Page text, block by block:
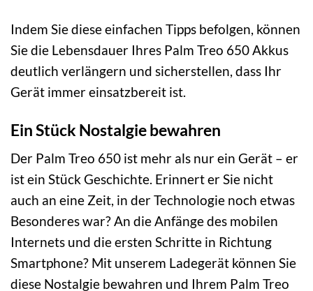
Indem Sie diese einfachen Tipps befolgen, können
Sie die Lebensdauer Ihres Palm Treo 650 Akkus
deutlich verlängern und sicherstellen, dass Ihr
Gerät immer einsatzbereit ist.
Ein Stück Nostalgie bewahren
Der Palm Treo 650 ist mehr als nur ein Gerät – er
ist ein Stück Geschichte. Erinnert er Sie nicht
auch an eine Zeit, in der Technologie noch etwas
Besonderes war? An die Anfänge des mobilen
Internets und die ersten Schritte in Richtung
Smartphone? Mit unserem Ladegerät können Sie
diese Nostalgie bewahren und Ihrem Palm Treo